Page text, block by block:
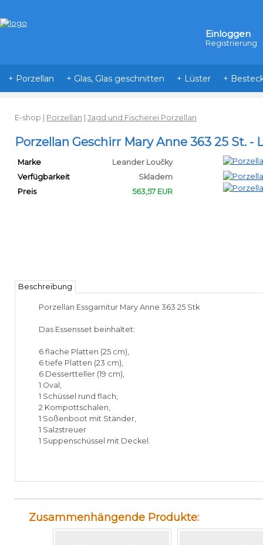
Einloggen
Registrierung
E-shop Porzellan Jagd und Fischerei Porzellan
Porzellan Geschirr Mary Anne 363 25 St. -
Marke
Leander Loučky
Verfügbarkeit
Skladem
Preis
563,57 EUR
Beschreibung
Porzellan Essgarnitur Mary Anne 363 25 Stk
Das Essensset beinhaltet:
6 flache Platten (25 cm),
6 tiefe Platten (23 cm),
6 Dessertteller (19 cm),
1 Oval,
1 Schüssel rund flach,
2 Kompottschalen,
1 Soßenboot mit Ständer,
1 Salzstreuer
1 Suppenschüssel mit Deckel.
Zusammenhängende Produkte:
+ Porzellan + Glas, Glas geschnitten + Lüster +